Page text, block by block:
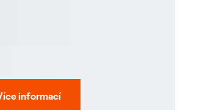
informací